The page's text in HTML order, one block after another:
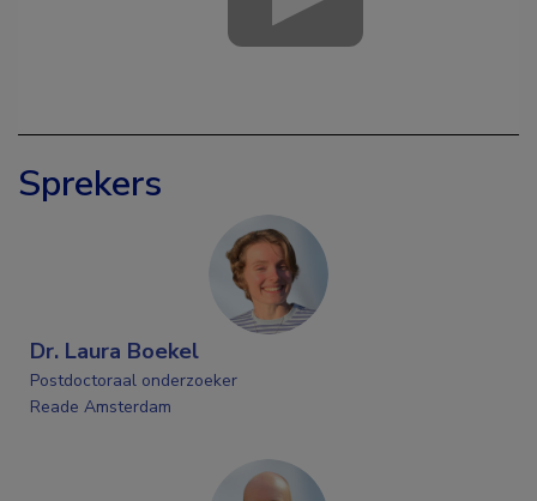
Sprekers
Dr. Laura Boekel
Postdoctoraal onderzoeker
Reade Amsterdam